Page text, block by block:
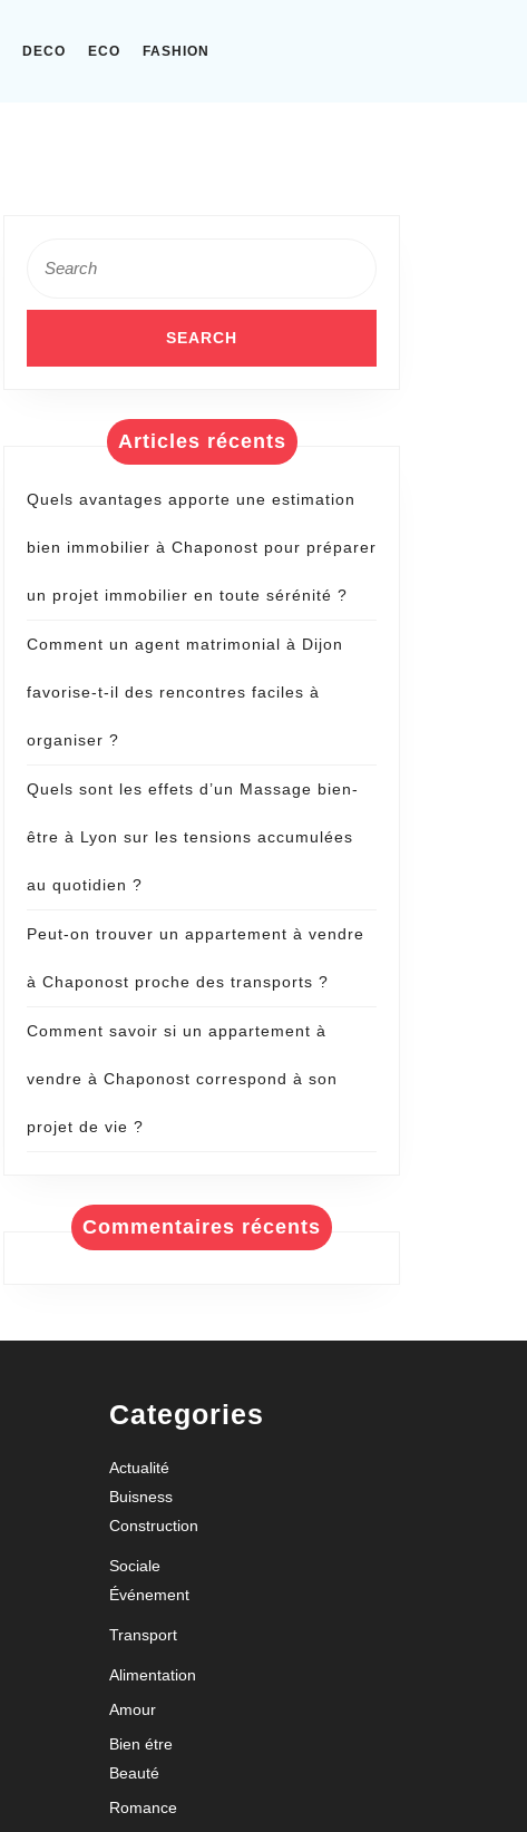
DECO ECO FASHION
for:
Articles récents
Quels avantages apporte une estimation
bien immobilier à Chaponost pour préparer
un projet immobilier en toute sérénité ?
Comment un agent matrimonial à Dijon
favorise-t-il des rencontres faciles à
organiser ?
Quels sont les effets d’un Massage bien-
être à Lyon sur les tensions accumulées
au quotidien ?
Peut-on trouver un appartement à vendre
à Chaponost proche des transports ?
Comment savoir si un appartement à
vendre à Chaponost correspond à son
projet de vie ?
Commentaires récents
Categories
Actualité
Buisness
Construction
Sociale
Événement
Transport
Alimentation
Amour
Bien étre
Beauté
Romance